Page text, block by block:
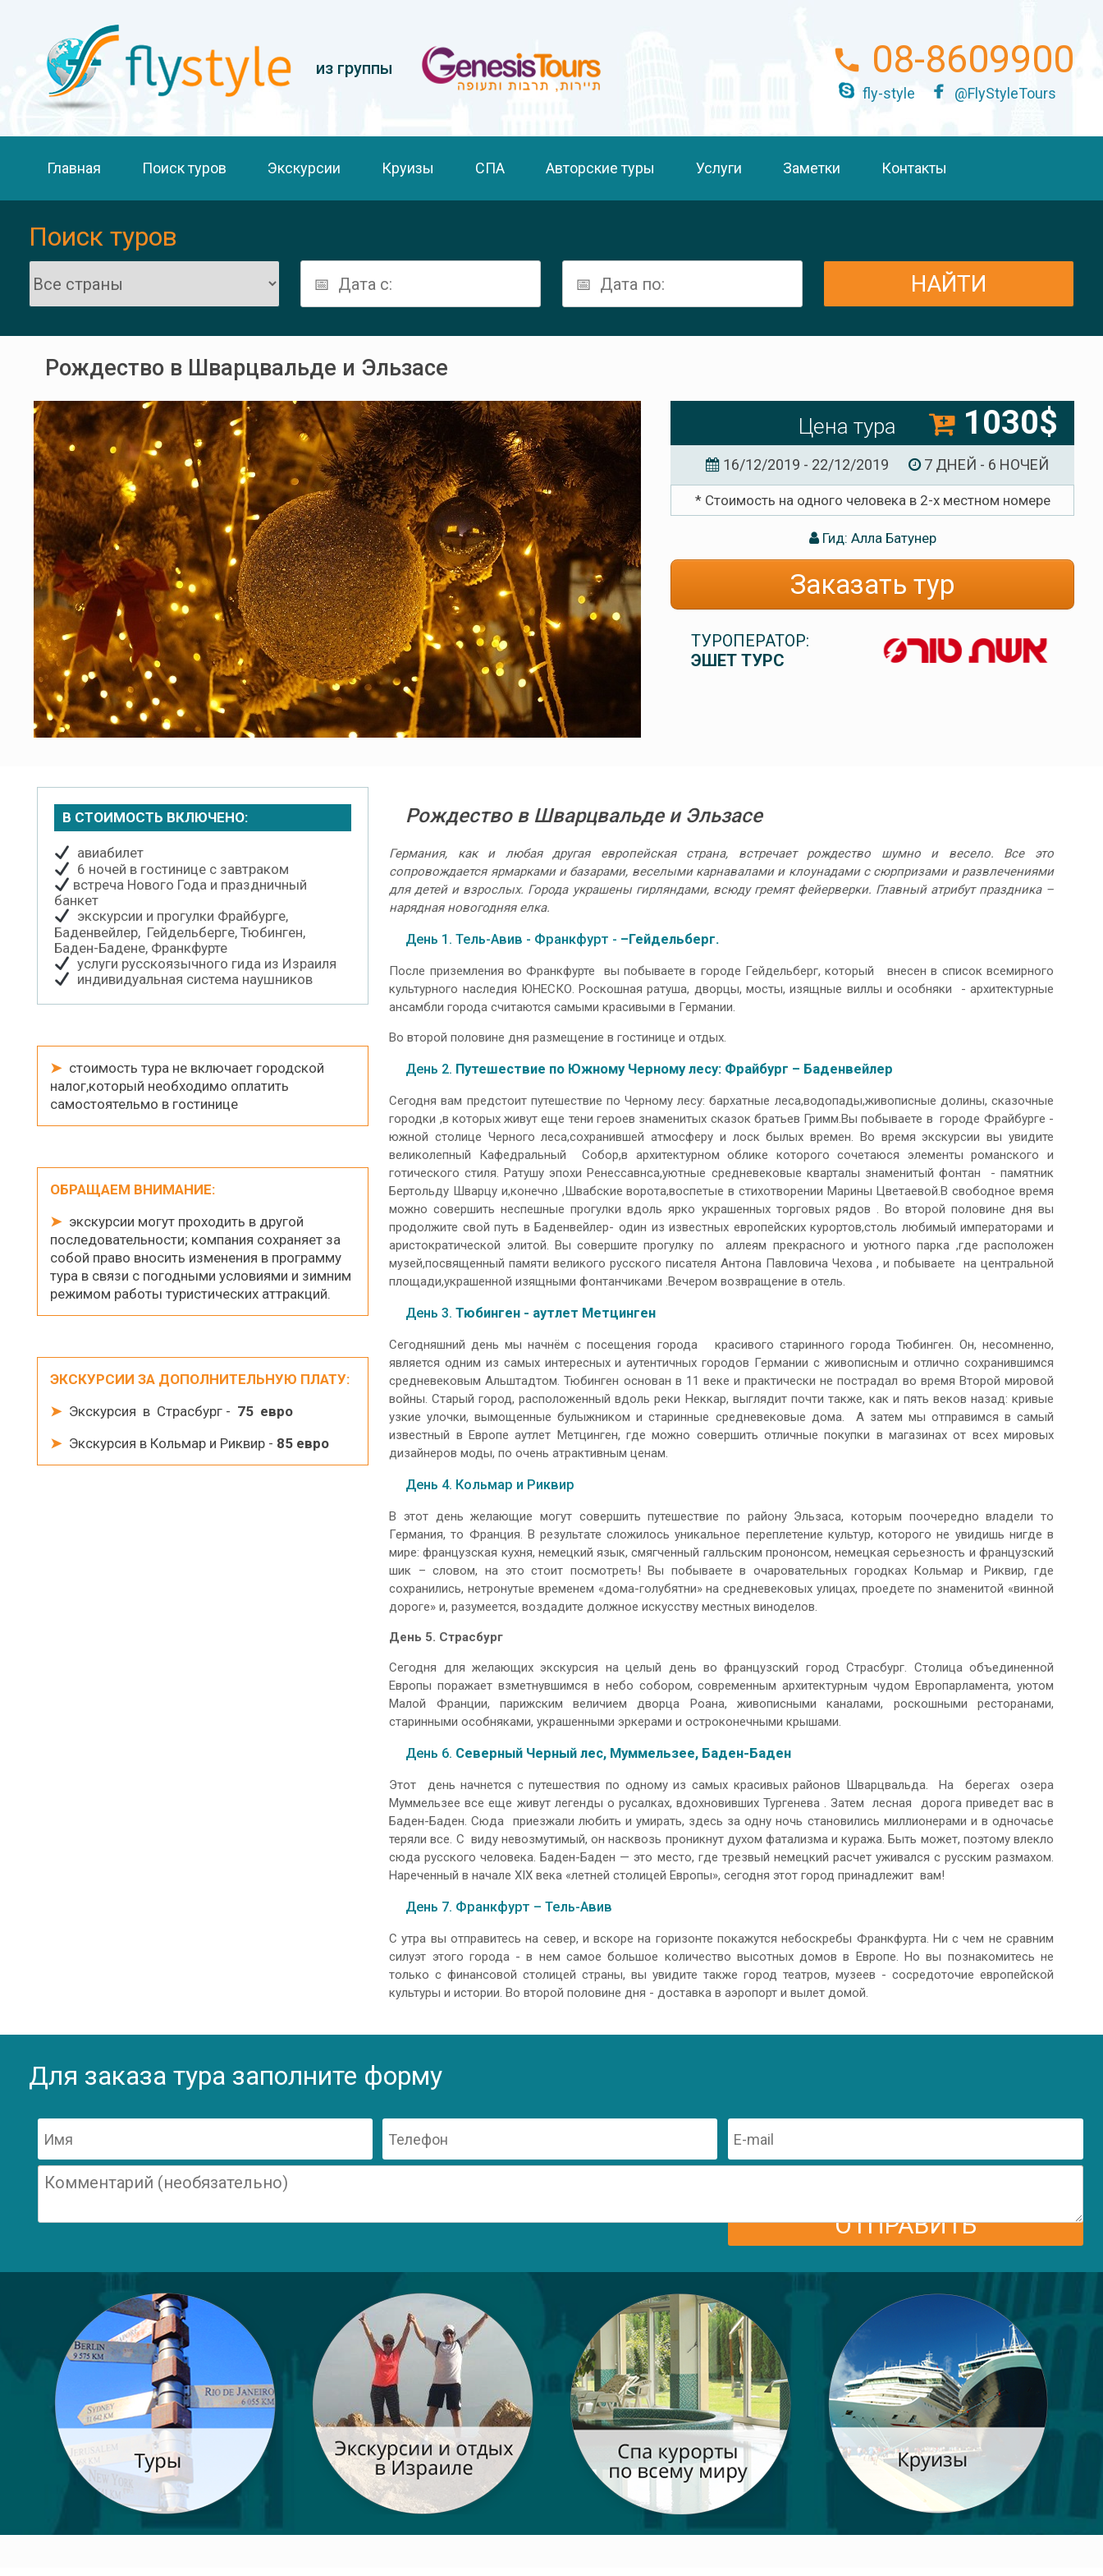
из группы 08-8609900
fly-style @FlyStyleTours
Главная Поиск туров Экскурсии Круизы СПА Авторские туры Услуги Заметки Контакты
Поиск туров
Рождество в Шварцвальде и Эльзасе
Цена тура 1030$
16/12/2019 - 22/12/2019 7 ДНЕЙ - 6 НОЧЕЙ
* Стоимость на одного человека в 2-х местном номере
Гид: Алла Батунер
Заказать тур
ТУРОПЕРАТОР:
ЭШЕТ ТУРС
В СТОИМОСТЬ ВКЛЮЧЕНО:
авиабилет
6 ночей в гостинице с завтраком
встреча Нового Года и праздничный
банкет
экскурсии и прогулки Фрайбурге,
Баденвейлер, Гейдельберге, Тюбинген,
Баден-Бадене, Франкфурте
услуги русскоязычного гида из Израиля
индивидуальная система наушников
➤стоимость тура не включает городской
налог,который необходимо оплатить
самостоятельмо в гостинице
ОБРАЩАЕМ ВНИМАНИЕ:
➤экскурсии могут проходить в другой
последовательности; компания сохраняет за
собой право вносить изменения в программу
тура в связи с погодными условиями и зимним
режимом работы туристических аттракций.
ЭКСКУРСИИ ЗА ДОПОЛНИТЕЛЬНУЮ ПЛАТУ:
➤Экскурсия в Страсбург - 75 евро
➤Экскурсия в Кольмар и Риквир - 85 евро
Рождество в Шварцвальде и Эльзасе
Германия, как и любая другая европейская страна, встречает рождество шумно и весело. Все это
сопровождается ярмарками и базарами, веселыми карнавалами и клоунадами с сюрпризами и развлечениями
для детей и взрослых. Города украшены гирляндами, всюду гремят фейерверки. Главный атрибут праздника –
нарядная новогодняя елка.
День 1. Тель-Авив - Франкфурт - –Гейдельберг.
После приземления во Франкфурте вы побываете в городе Гейдельберг, который внесен в список всемирного
культурного наследия ЮНЕСКО. Роскошная ратуша, дворцы, мосты, изящные виллы и особняки - архитектурные
ансамбли города считаются самыми красивыми в Германии.
Во второй половине дня размещение в гостинице и отдых.
День 2. Путешествие по Южному Черному лесу: Фрайбург – Баденвейлер
Сегодня вам предстоит путешествие по Черному лесу: бархатные леса,водопады,живописные долины, сказочные
городки ,в которых живут еще тени героев знаменитых сказок братьев Гримм.Вы побываете в городе Фрайбурге -
южной столице Черного леса,сохранившей атмосферу и лоск былых времен. Во время экскурсии вы увидите
великолепный Кафедральный Собор,в архитектурном облике которого сочетаюся элементы романского и
готического стиля. Ратушу эпохи Ренессавнса,уютные средневековые кварталы знаменитый фонтан - памятник
Бертольду Шварцу и,конечно ,Швабские ворота,воспетые в стихотворении Марины Цветаевой.В свободное время
можно совершить неспешные прогулки вдоль ярко украшенных торговых рядов . Во второй половине дня вы
продолжите свой путь в Баденвейлер- один из известных европейских курортов,столь любимый императорами и
аристократической элитой. Вы совершите прогулку по аллеям прекрасного и уютного парка ,где расположен
музей,посвященный памяти великого русского писателя Антона Павловича Чехова , и побываете на центральной
площади,украшенной изящными фонтанчиками .Вечером возвращение в отель.
День 3.Тюбинген - аутлет Метцинген
Сегодняшний день мы начнём с посещения города красивого старинного города Тюбинген. Он, несомненно,
является одним из самых интересных и аутентичных городов Германии с живописным и отлично сохранившимся
средневековым Альштадтом. Тюбинген основан в 11 веке и практически не пострадал во время Второй мировой
войны. Старый город, расположенный вдоль реки Неккар, выглядит почти также, как и пять веков назад: кривые
узкие улочки, вымощенные булыжником и старинные средневековые дома. А затем мы отправимся в самый
известный в Европе аутлет Метцинген, где можно совершить отличные покупки в магазинах от всех мировых
дизайнеров моды, по очень атрактивным ценам.
День 4. Кольмар и Риквир
В этот день желающие могут совершить путешествие по району Эльзаса, которым поочередно владели то
Германия, то Франция. В результате сложилось уникальное переплетение культур, которого не увидишь нигде в
мире: французская кухня, немецкий язык, смягченный галльским прононсом, немецкая серьезность и французский
шик – словом, на это стоит посмотреть! Вы побываете в очаровательных городках Кольмар и Риквир, где
сохранились, нетронутые временем «дома-голубятни» на средневековых улицах, проедете по знаменитой «винной
дороге» и, разумеется, воздадите должное искусству местных виноделов.
День 5. Страсбург
Сегодня для желающих экскурсия на целый день во французский город Страсбург. Столица объединенной
Европы поражает взметнувшимся в небо собором, современным архитектурным чудом Европарламента, уютом
Малой Франции, парижским величием дворца Роана, живописными каналами, роскошными ресторанами,
старинными особняками, украшенными эркерами и остроконечными крышами.
День 6. Северный Черный лес, Муммельзее, Баден-Баден
Этот день начнется с путешествия по одному из самых красивых районов Шварцвальда. На берегах озера
Муммельзее все еще живут легенды о русалках, вдохновивших Тургенева . Затем лесная дорога приведет вас в
Баден-Баден. Сюда приезжали любить и умирать, здесь за одну ночь становились миллионерами и в одночасье
теряли все. С виду невозмутимый, он насквозь проникнут духом фатализма и куража. Быть может, поэтому влекло
сюда русского человека. Баден-Баден — это место, где трезвый немецкий расчет уживался с русским размахом.
Нареченный в начале XIX века «летней столицей Европы», сегодня этот город принадлежит вам!
День 7. Франкфурт – Тель-Авив
С утра вы отправитесь на север, и вскоре на горизонте покажутся небоскребы Франкфурта. Ни с чем не сравним
силуэт этого города - в нем самое большое количество высотных домов в Европе. Но вы познакомитесь не
только с финансовой столицей страны, вы увидите также город театров, музеев - сосредоточие европейской
культуры и истории. Во второй половине дня - доставка в аэропорт и вылет домой.
Для заказа тура заполните форму